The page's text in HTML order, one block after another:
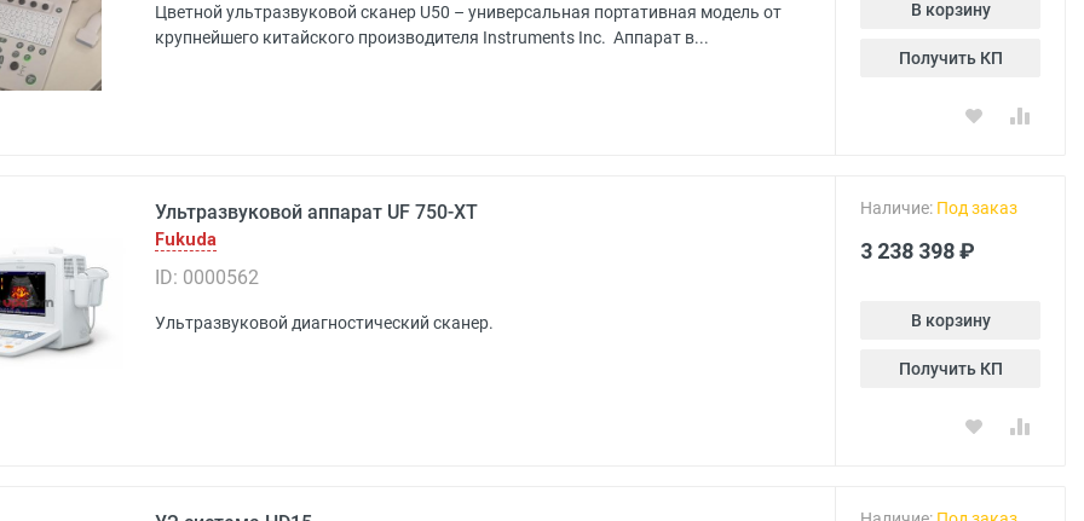
Цветной ультразвуковой сканер U50 – универсальная портативная модель от
крупнейшего китайского производителя Instruments Inc. Аппарат в...
В корзину
Получить КП
Ультразвуковой аппарат UF 750-XT
Fukuda
ID: 0000562
Ультразвуковой диагностический сканер.
Наличие: Под заказ
3 238 398 ₽
В корзину
Получить КП